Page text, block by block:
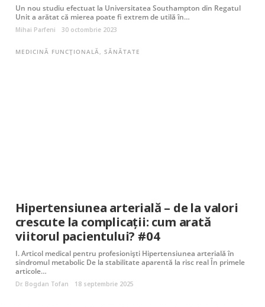
Un nou studiu efectuat la Universitatea Southampton din Regatul
Unit a arătat că mierea poate fi extrem de utilă în…
Mihai Parfeni 30 octombrie 2023
MEDICINĂ FUNCȚIONALĂ, SĂNĂTATE
Hipertensiunea arterială – de la valori
crescute la complicații: cum arată
viitorul pacientului? #04
I. Articol medical pentru profesionişti Hipertensiunea arterială în
sindromul metabolic De la stabilitate aparentă la risc real În primele
articole…
Dr. Bogdan Tofan 18 septembrie 2025